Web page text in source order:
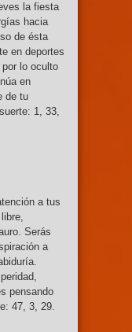
la fiesta
hacia
de ésta
en deportes
lo oculto
en
de tu
1, 33,
a tus
Serás
a
pensando
47, 3, 29.